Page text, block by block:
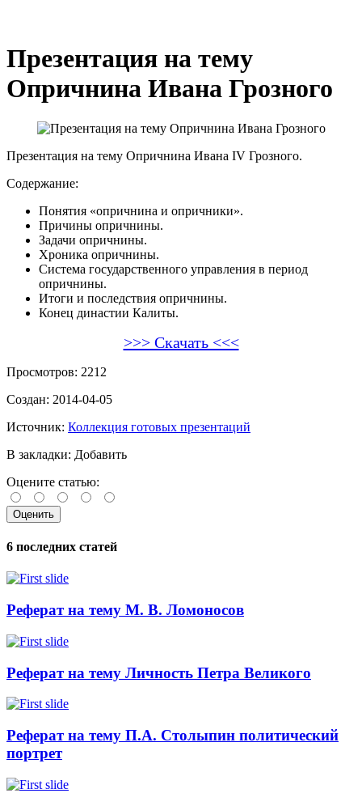
Презентация на тему
Опричнина Ивана Грозного
Презентация на тему Опричнина Ивана ΙV Грозного.
Содержание:
Понятия «опричнина и опричники».
Причины опричнины.
Задачи опричнины.
Хроника опричнины.
Система государственного управления в период
опричнины.
Итоги и последствия опричнины.
Конец династии Калиты.
>>> Скачать <<<
Просмотров: 2212
Создан: 2014-04-05
Источник: Коллекция готовых презентаций
В закладки: Добавить
Оцените статью:
6 последних статей
Реферат на тему М. В. Ломоносов
Реферат на тему Личность Петра Великого
Реферат на тему П.А. Столыпин политический
портрет